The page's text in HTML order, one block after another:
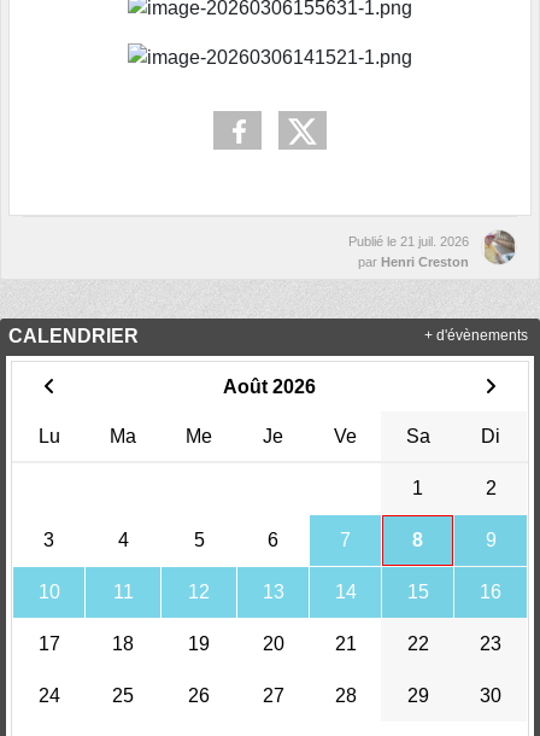
Publié le 21 juil. 2026
par Henri Creston
CALENDRIER
Août 2026
Lu Ma Me Je Ve Sa Di
1 2
3 4 5 6 7 8 9
10 11 12 13 14 15 16
17 18 19 20 21 22 23
24 25 26 27 28 29 30
+ d'évènements